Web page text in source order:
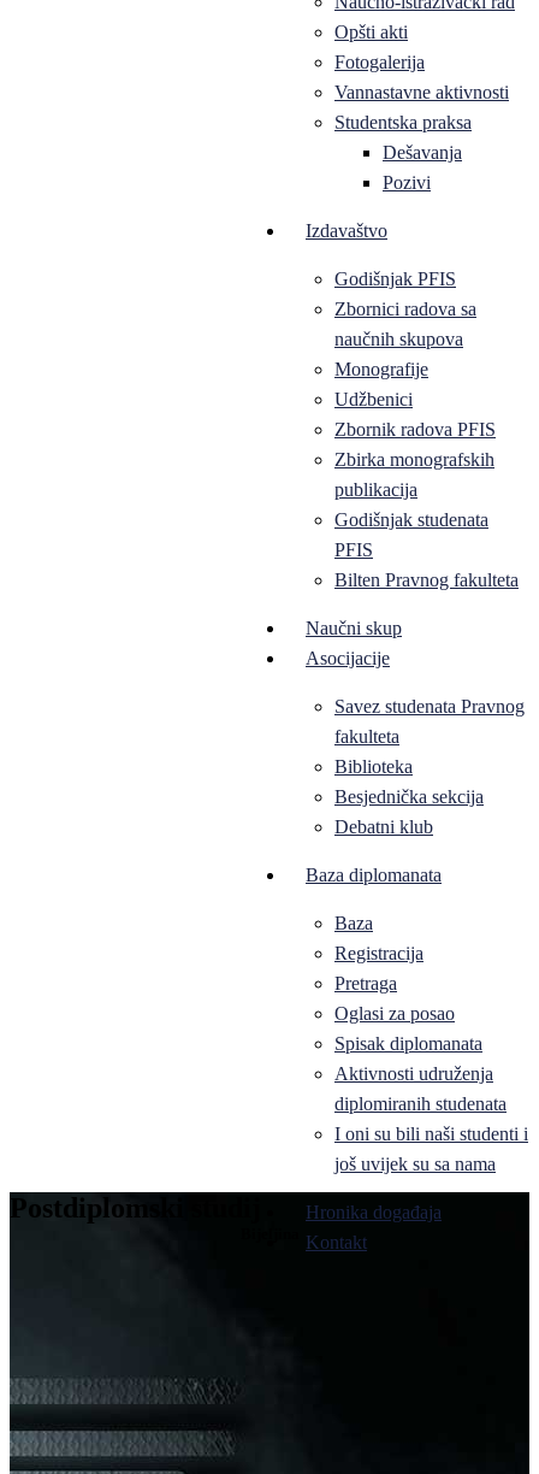
Opšti akti
Fotogalerija
Vannastavne aktivnosti
Studentska praksa
Dešavanja
Pozivi
Izdavaštvo
Godišnjak PFIS
Zbornici radova sa
naučnih skupova
Monografije
Udžbenici
Zbornik radova PFIS
Zbirka monografskih
publikacija
Godišnjak studenata
PFIS
Bilten Pravnog fakulteta
Naučni skup
Asocijacije
Savez studenata Pravnog
fakulteta
Biblioteka
Besjednička sekcija
Debatni klub
Baza diplomanata
Baza
Registracija
Pretraga
Oglasi za posao
Spisak diplomanata
Aktivnosti udruženja
diplomiranih studenata
I oni su bili naši studenti i
još uvijek su sa nama
Hronika događaja
Kontakt
Postdiplomski studij